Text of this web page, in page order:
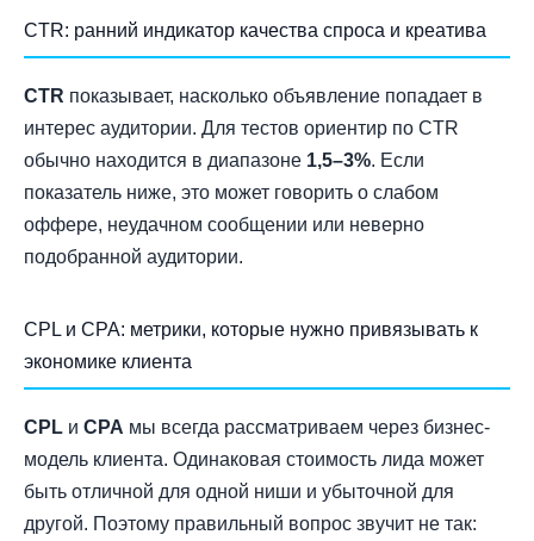
CTR: ранний индикатор качества спроса и креатива
CTR показывает, насколько объявление попадает в
интерес аудитории. Для тестов ориентир по CTR
обычно находится в диапазоне 1,5–3%. Если
показатель ниже, это может говорить о слабом
оффере, неудачном сообщении или неверно
подобранной аудитории.
CPL и CPA: метрики, которые нужно привязывать к
экономике клиента
CPL и CPA мы всегда рассматриваем через бизнес-
модель клиента. Одинаковая стоимость лида может
быть отличной для одной ниши и убыточной для
другой. Поэтому правильный вопрос звучит не так: